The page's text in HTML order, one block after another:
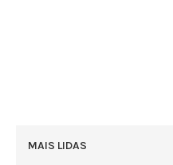
MAIS LIDAS